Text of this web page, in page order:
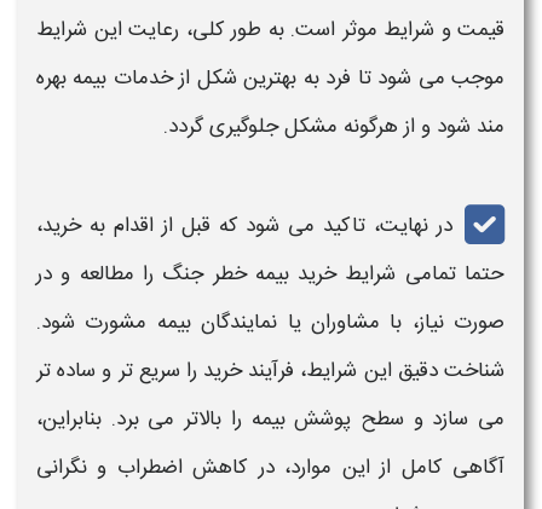
قیمتو شرایط موثر است. به طور کلی، رعایت این شرایط
موجب می‌ شود تا فرد به بهترین شکل از خدمات بیمه بهره‌
مند شود و از هرگونه مشکل جلوگیری گردد.
در نهایت، تاکید می‌ شود که قبل از اقدام به خرید،
حتما تمامی شرایط خرید بیمه خطر جنگ را مطالعه و در
صورت نیاز، با مشاوران یا نمایندگانبیمه مشورت شود.
شناخت دقیق این شرایط، فرآیند خرید را سریع‌ تر و ساده‌ تر
می‌ سازد و سطح پوششبیمه را بالاتر می‌ برد. بنابراین،
آگاهی کامل از این موارد، در کاهش اضطراب و نگرانی